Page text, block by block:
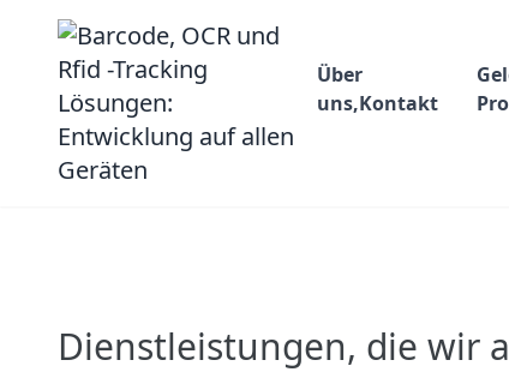
Über
uns,Kontakt
Dienstleistungen, die wir